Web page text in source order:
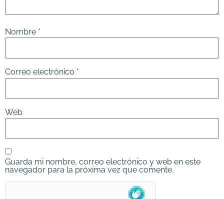
Nombre *
Correo electrónico *
Web
Guarda mi nombre, correo electrónico y web en este
navegador para la próxima vez que comente.